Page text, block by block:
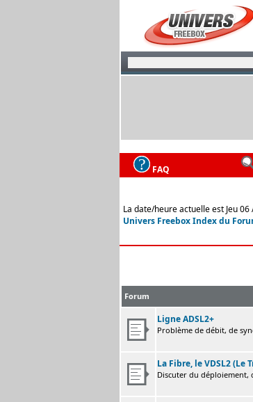
FAQ
La date/heure actuelle est Jeu 06
Univers Freebox Index du
Forum
Ligne ADSL2+
Problème de débit, de
La Fibre, le VDSL2 (Le
Discuter du déploiement,